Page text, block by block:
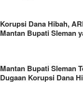
Korupsi Dana Hibah,
Mantan Bupati Sleman
Mantan Bupati Sleman
Dugaan Korupsi Dana